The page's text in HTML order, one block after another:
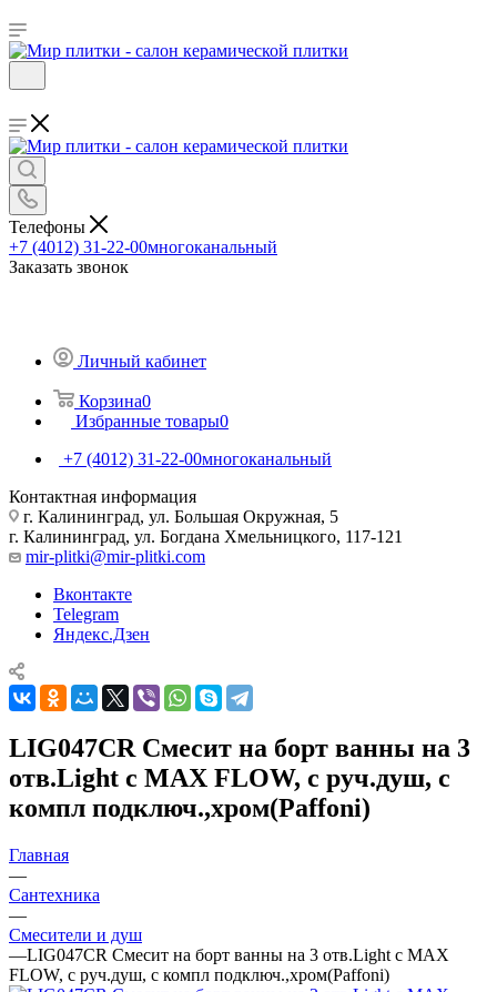
Телефоны
+7 (4012) 31-22-00многоканальный
Заказать звонок
Личный кабинет
Корзина0
Избранные товары0
+7 (4012) 31-22-00многоканальный
Контактная информация
г. Калининград, ул. Большая Окружная, 5
г. Калининград, ул. Богдана Хмельницкого, 117-121
mir-plitki@mir-plitki.com
Вконтакте
Telegram
Яндекс.Дзен
LIG047CR Смесит на борт ванны на 3
отв.Light c MAX FLOW, с руч.душ, с
компл подключ.,хром(Paffoni)
Главная
—
Сантехника
—
Смесители и душ
—LIG047CR Смесит на борт ванны на 3 отв.Light c MAX
FLOW, с руч.душ, с компл подключ.,хром(Paffoni)